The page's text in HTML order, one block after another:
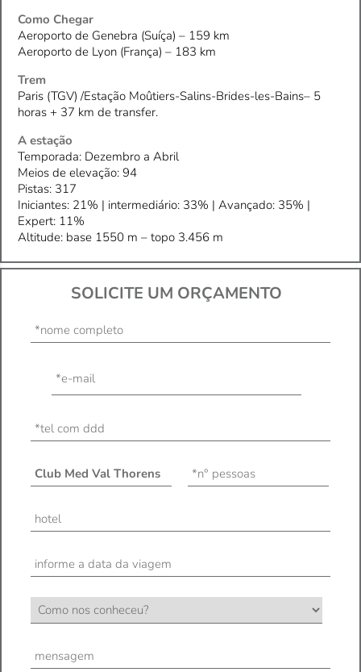
Como Chegar
Aeroporto de Genebra (Suíça) – 159 km
Aeroporto de Lyon (França) – 183 km
Trem
Paris (TGV) /Estação Moûtiers-Salins-Brides-les-Bains– 5
horas + 37 km de transfer.
A estação
Temporada: Dezembro a Abril
Meios de elevação: 94
Pistas: 317
Iniciantes: 21% | intermediário: 33% | Avançado: 35% |
Expert: 11%
Altitude: base 1550 m – topo 3.456 m
SOLICITE UM ORÇAMENTO